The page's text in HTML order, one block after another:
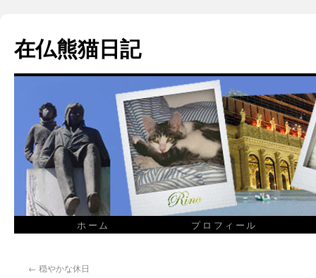
在仏熊猫日記
ホーム プロフィール
← 穏やかな休日